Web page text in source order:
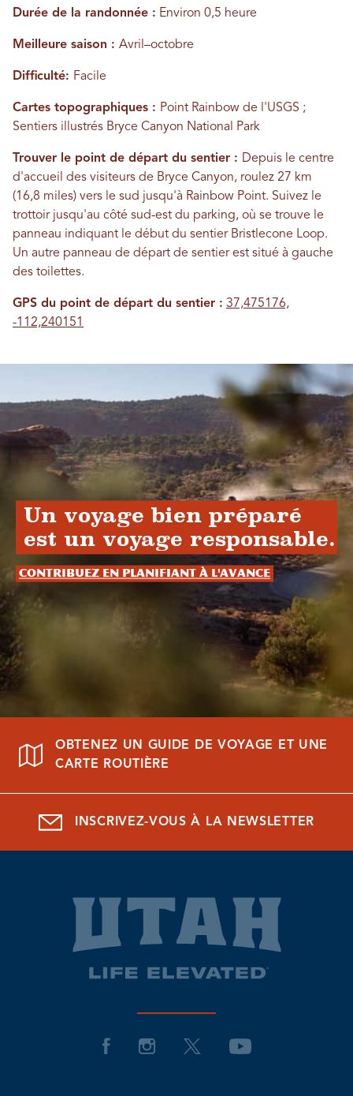
Durée de la randonnée : Environ 0,5 heure
Meilleure saison : Avril–octobre
Difficulté: Facile
Cartes topographiques : Point Rainbow de l'USGS ;
Sentiers illustrés Bryce Canyon National Park
Trouver le point de départ du sentier : Depuis le centre
d'accueil des visiteurs de Bryce Canyon, roulez 27 km
(16,8 miles) vers le sud jusqu'à Rainbow Point. Suivez le
trottoir jusqu'au côté sud-est du parking, où se trouve le
panneau indiquant le début du sentier Bristlecone Loop.
Un autre panneau de départ de sentier est situé à gauche
des toilettes.
GPS du point de départ du sentier : 37,475176,
-112,240151
Un voyage bien préparé
est un voyage responsable.
Contribuez en planifiant à l'avance
OBTENEZ UN GUIDE DE VOYAGE ET UNE
CARTE ROUTIÈRE
INSCRIVEZ-VOUS À LA NEWSLETTER